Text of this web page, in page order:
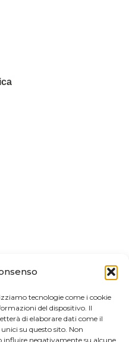
tecnologie come i cookie
del dispositivo. Il
di elaborare dati come il
su questo sito. Non
influire negativamente su alcune
MODICA (RG) – P. IVA: IT